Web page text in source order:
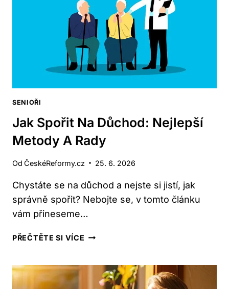
PŘÍLEŽITOSTI
SENIOŘI
Jak Spořit Na Důchod: Nejlepší
Metody A Rady
Od ČeskéReformy.cz 25. 6. 2026
Chystáte⁢ se na důchod a nejste si jistí, jak
správně spořit? ​Nebojte se, v tomto článku​
vám​ přineseme​…
PŘEČTĚTE SI VÍCE JAK
DŮCHOD:
NEJLEPŠÍ